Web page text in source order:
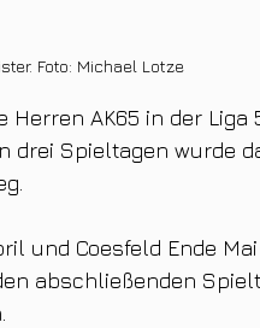
Foto: Michael Lotze
AK65 in der Liga
drei Spieltagen wurde
und Coesfeld Ende
abschließenden